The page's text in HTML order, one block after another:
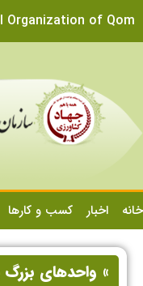
Organization of Qom
خانه
اخبار کسب و کارها
» واحدهای